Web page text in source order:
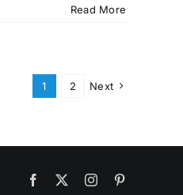
Read More
1 2 Next
Facebook Instagram